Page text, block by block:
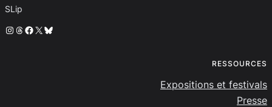
SLip
Instagram
Threads
Facebook
X Bluesky
RESSOURCES
Expositions et festivals
Presse